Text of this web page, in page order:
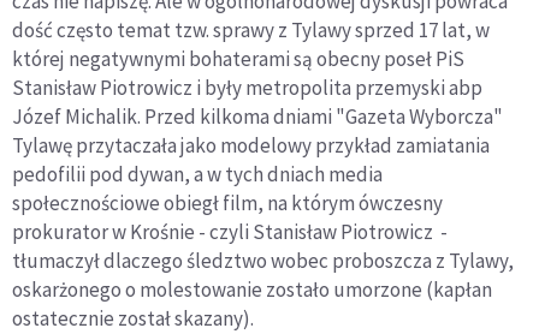
dość często temat tzw. sprawy z Tylawy sprzed 17 lat, w
której negatywnymi bohaterami są obecny poseł PiS
Stanisław Piotrowicz i były metropolita przemyski abp
Józef Michalik. Przed kilkoma dniami "Gazeta Wyborcza"
Tylawę przytaczała jako modelowy przykład zamiatania
pedofilii pod dywan, a w tych dniach media
społecznościowe obiegł film, na którym ówczesny
prokurator w Krośnie - czyli Stanisław Piotrowicz -
tłumaczył dlaczego śledztwo wobec proboszcza z Tylawy,
oskarżonego o molestowanie zostało umorzone (kapłan
ostatecznie został skazany).